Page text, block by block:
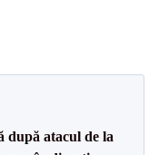
după atacul de la